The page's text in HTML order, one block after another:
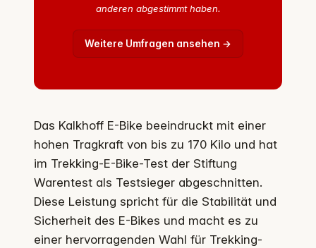
anderen abgestimmt haben.
Weitere Umfragen ansehen →
Das Kalkhoff E-Bike beeindruckt mit einer
hohen Tragkraft von bis zu 170 Kilo und hat
im Trekking-E-Bike-Test der Stiftung
Warentest als Testsieger abgeschnitten.
Diese Leistung spricht für die Stabilität und
Sicherheit des E-Bikes und macht es zu
einer hervorragenden Wahl für Trekking-